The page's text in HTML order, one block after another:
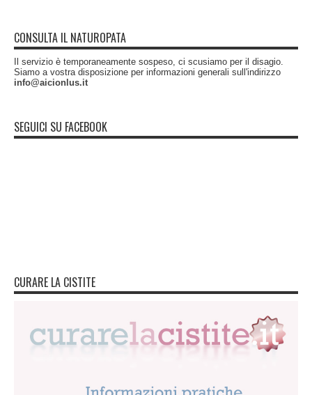
CONSULTA IL NATUROPATA
Il servizio è temporaneamente sospeso, ci scusiamo per il disagio.
Siamo a vostra disposizione per informazioni generali sull'indirizzo
info@aicionlus.it
SEGUICI SU FACEBOOK
CURARE LA CISTITE